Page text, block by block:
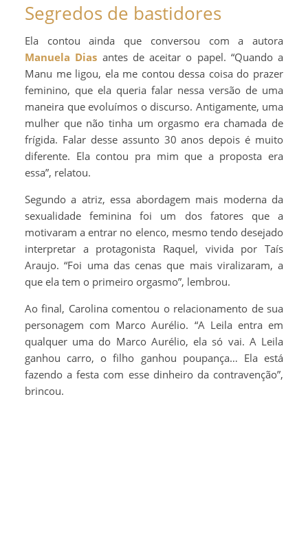
Segredos de bastidores
Ela contou ainda que conversou com a autora
Manuela Dias antes de aceitar o papel. “Quando a
Manu me ligou, ela me contou dessa coisa do prazer
feminino, que ela queria falar nessa versão de uma
maneira que evoluímos o discurso. Antigamente, uma
mulher que não tinha um orgasmo era chamada de
frígida. Falar desse assunto 30 anos depois é muito
diferente. Ela contou pra mim que a proposta era
essa”, relatou.
Segundo a atriz, essa abordagem mais moderna da
sexualidade feminina foi um dos fatores que a
motivaram a entrar no elenco, mesmo tendo desejado
interpretar a protagonista Raquel, vivida por Taís
Araujo. “Foi uma das cenas que mais viralizaram, a
que ela tem o primeiro orgasmo”, lembrou.
Ao final, Carolina comentou o relacionamento de sua
personagem com Marco Aurélio. “A Leila entra em
qualquer uma do Marco Aurélio, ela só vai. A Leila
ganhou carro, o filho ganhou poupança… Ela está
fazendo a festa com esse dinheiro da contravenção”,
brincou.